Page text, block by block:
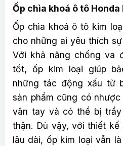
Ốp chìa khoá ô tô
Ốp chìa khoá ô tô kim
cho những ai yêu thích
Với khả năng chống va
tốt, ốp kim loại giúp
những tác động xấu từ
sản phẩm cũng có
vân tay và có thể bị
thận. Dù vậy, với thiết
lâu dài, ốp kim loại vẫn